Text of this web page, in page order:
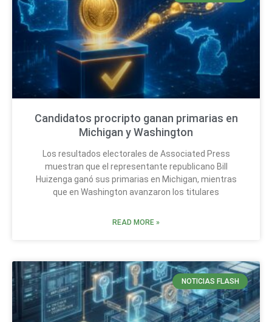
Candidatos procripto ganan primarias en
Michigan y Washington
Los resultados electorales de Associated Press
muestran que el representante republicano Bill
Huizenga ganó sus primarias en Michigan, mientras
que en Washington avanzaron los titulares
READ MORE »
NOTICIAS FLASH